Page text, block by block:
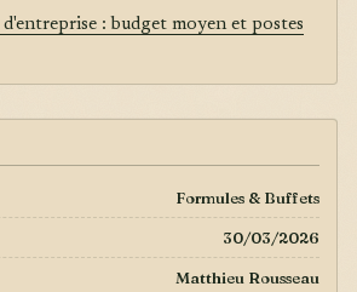
d'entreprise : budget moyen et postes
Formules & Buffets
30/03/2026
Matthieu Rousseau